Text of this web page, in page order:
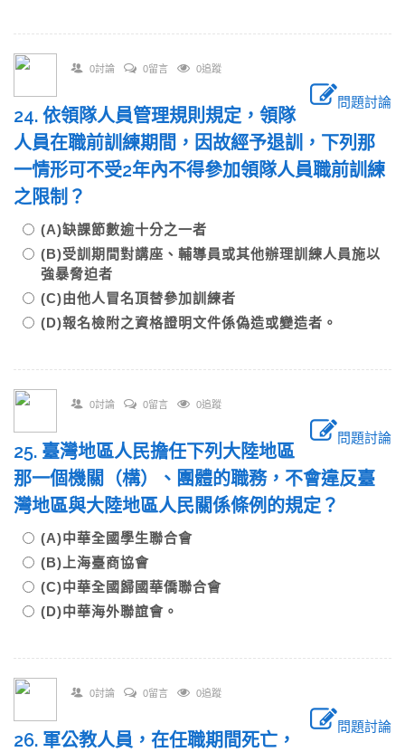
0討論 0留言 0追蹤
問題討論
24. 依領隊人員管理規則規定，領隊
人員在職前訓練期間，因故經予退訓，下列那
一情形可不受2年內不得參加領隊人員職前訓練
之限制？
(A)缺課節數逾十分之一者
(B)受訓期間對講座、輔導員或其他辦理訓練人員施以
強暴脅迫者
(C)由他人冒名頂替參加訓練者
(D)報名檢附之資格證明文件係偽造或變造者。
0討論 0留言 0追蹤
問題討論
25. 臺灣地區人民擔任下列大陸地區
那一個機關（構）、團體的職務，不會違反臺
灣地區與大陸地區人民關係條例的規定？
(A)中華全國學生聯合會
(B)上海臺商協會
(C)中華全國歸國華僑聯合會
(D)中華海外聯誼會。
0討論 0留言 0追蹤
問題討論
26. 軍公教人員，在任職期間死亡，